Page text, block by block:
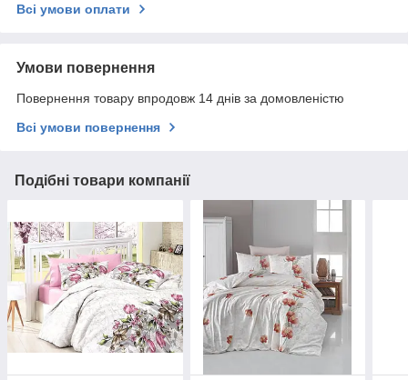
Всі умови оплати
Умови повернення
Повернення товару впродовж 14 днів за домовленістю
Всі умови повернення
Подібні товари компанії